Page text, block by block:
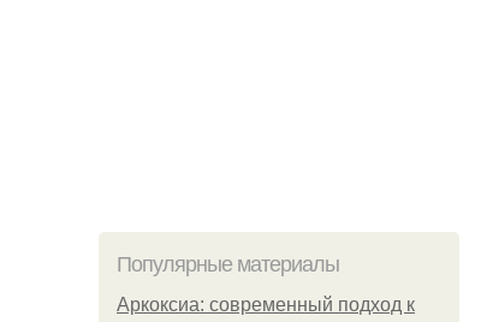
Популярные материалы
Аркоксиа: современный подход к